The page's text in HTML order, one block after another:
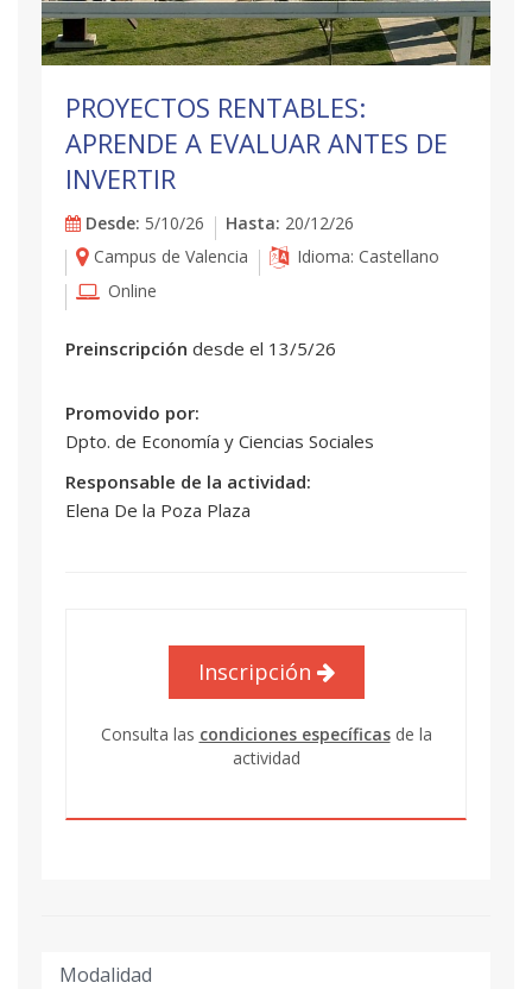
PROYECTOS RENTABLES:
APRENDE A EVALUAR ANTES DE
INVERTIR
Desde: 5/10/26 Hasta: 20/12/26
Campus de Valencia
Idioma: Castellano
Online
Preinscripción desde el 13/5/26
Promovido por:
Dpto. de Economía y Ciencias Sociales
Responsable de la actividad:
Elena De la Poza Plaza
Inscripción
Consulta las condiciones específicasde la
actividad
Modalidad